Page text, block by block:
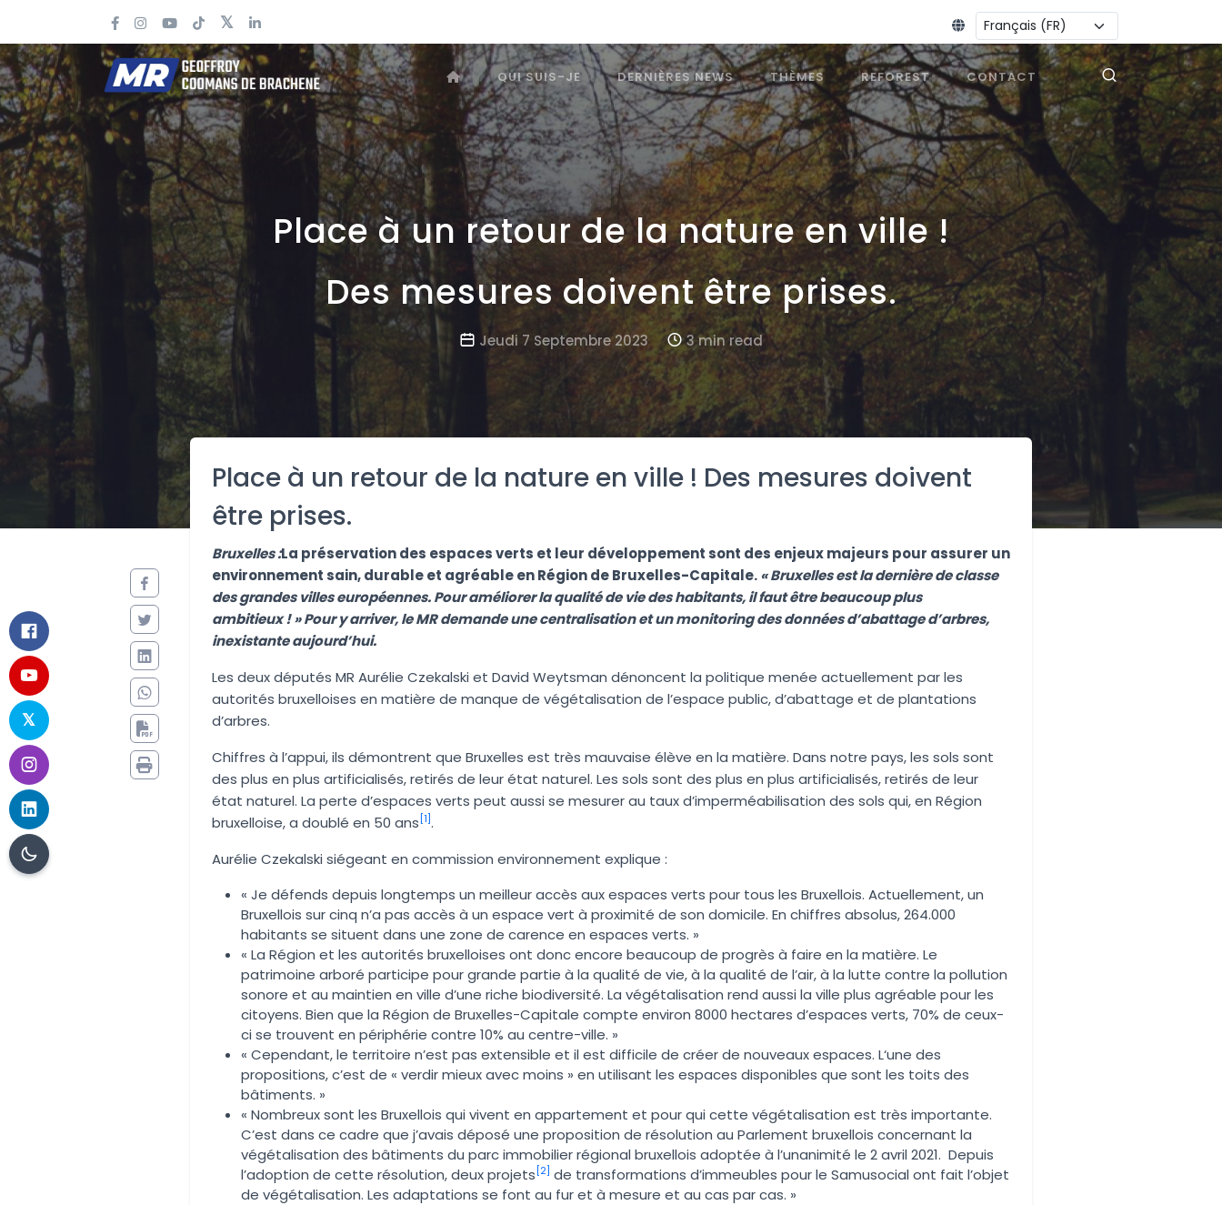
Changer la langue :
QUI SUIS-JE DERNIÈRES NEWS THÈMES REFOREST CONTACT
Place à un retour de la nature en ville !
Des mesures doivent être prises.
Jeudi 7 Septembre 2023 3 min read
Place à un retour de la nature en ville ! Des mesures doivent
être prises.
Bruxelles :La préservation des espaces verts et leur développement sont des enjeux majeurs pour assurer un
environnement sain, durable et agréable en Région de Bruxelles-Capitale. « Bruxelles est la dernière de classe
des grandes villes européennes. Pour améliorer la qualité de vie des habitants, il faut être beaucoup plus
ambitieux ! » Pour y arriver, le MR demande une centralisation et un monitoring des données d’abattage d’arbres,
inexistante aujourd’hui.
Les deux députés MR Aurélie Czekalski et David Weytsman dénoncent la politique menée actuellement par les
autorités bruxelloises en matière de manque de végétalisation de l’espace public, d’abattage et de plantations
d’arbres.
Chiffres à l’appui, ils démontrent que Bruxelles est très mauvaise élève en la matière. Dans notre pays, les sols sont
des plus en plus artificialisés, retirés de leur état naturel. Les sols sont des plus en plus artificialisés, retirés de leur
état naturel. La perte d’espaces verts peut aussi se mesurer au taux d’imperméabilisation des sols qui, en Région
bruxelloise, a doublé en 50 ans [1].
Aurélie Czekalski siégeant en commission environnement explique :
« Je défends depuis longtemps un meilleur accès aux espaces verts pour tous les Bruxellois. Actuellement, un
Bruxellois sur cinq n’a pas accès à un espace vert à proximité de son domicile. En chiffres absolus, 264.000
habitants se situent dans une zone de carence en espaces verts. »
« La Région et les autorités bruxelloises ont donc encore beaucoup de progrès à faire en la matière. Le
patrimoine arboré participe pour grande partie à la qualité de vie, à la qualité de l’air, à la lutte contre la pollution
sonore et au maintien en ville d’une riche biodiversité. La végétalisation rend aussi la ville plus agréable pour les
citoyens. Bien que la Région de Bruxelles-Capitale compte environ 8000 hectares d’espaces verts, 70% de ceux-
ci se trouvent en périphérie contre 10% au centre-ville. »
« Cependant, le territoire n’est pas extensible et il est difficile de créer de nouveaux espaces. L‘une des
propositions, c’est de « verdir mieux avec moins » en utilisant les espaces disponibles que sont les toits des
bâtiments. »
« Nombreux sont les Bruxellois qui vivent en appartement et pour qui cette végétalisation est très importante.
C’est dans ce cadre que j’avais déposé une proposition de résolution au Parlement bruxellois concernant la
végétalisation des bâtiments du parc immobilier régional bruxellois adoptée à l’unanimité le 2 avril 2021. Depuis
l’adoption de cette résolution, deux projets [2] de transformations d’immeubles pour le Samusocial ont fait l’objet
de végétalisation. Les adaptations se font au fur et à mesure et au cas par cas. »